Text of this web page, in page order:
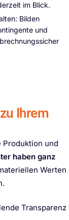
im Blick.
: Bilden
und
Ihrem
Produktion und
haben ganz
Werten
Transparenz